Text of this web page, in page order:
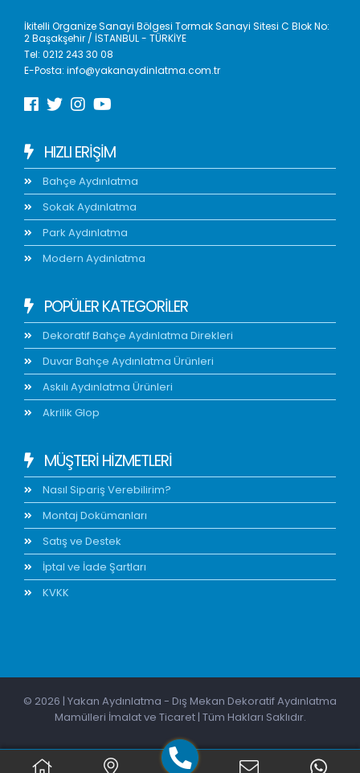
İkitelli Organize Sanayi Bölgesi Tormak Sanayi Sitesi C Blok No:
2 Başakşehir / İSTANBUL - TÜRKİYE
Tel:0212 243 30 08
E-Posta:info@yakanaydinlatma.com.tr
HIZLI ERIŞIM
Bahçe Aydınlatma
Sokak Aydınlatma
Park Aydınlatma
Modern Aydınlatma
POPÜLER KATEGORİLER
Dekoratif Bahçe Aydınlatma Direkleri
Duvar Bahçe Aydınlatma Ürünleri
Askılı Aydınlatma Ürünleri
Akrilik Glop
MÜŞTERİ HİZMETLERİ
Nasıl Sipariş Verebilirim?
Montaj Dokümanları
Satış ve Destek
İptal ve İade Şartları
KVKK
© 2026 | Yakan Aydınlatma - Dış Mekan Dekoratif Aydınlatma
Mamülleri İmalat ve Ticaret | Tüm Hakları Saklıdır.